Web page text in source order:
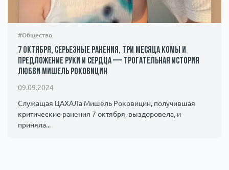
#Общество
7 октября, серьезные ранения, три месяца комы и
предложение руки и сердца — трогательная история
любви Мишель Роковицин
09.09.2024
Служащая ЦАХАЛа Мишель Роковицин, получившая
критические ранения 7 октября, выздоровела, и
приняла...